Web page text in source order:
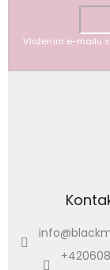
Vložením e-mailu
info@